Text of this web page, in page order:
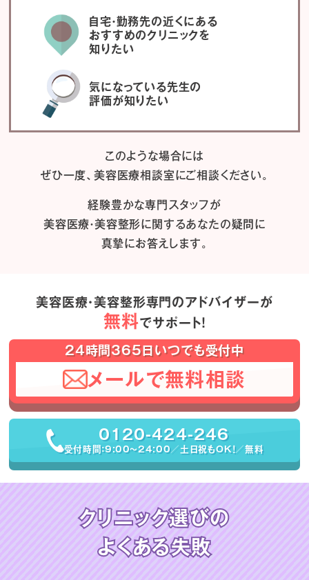
自宅・勤務先の近くにある
おすすめのクリニックを
知りたい
気になっている先生の
評価が知りたい
このような場合には
ぜひ一度、美容医療相談室にご相談ください。
経験豊かな専門スタッフが
美容医療・美容整形に関するあなたの疑問に
真摯にお答えします。
美容医療・美容整形専門のアドバイザーが
無料でサポート！
24時間365日いつでも受付中
メールで無料相談
0120-424-246
受付時間：9:00〜24:00／土日祝もOK！／無料
クリニック選びの
よくある失敗